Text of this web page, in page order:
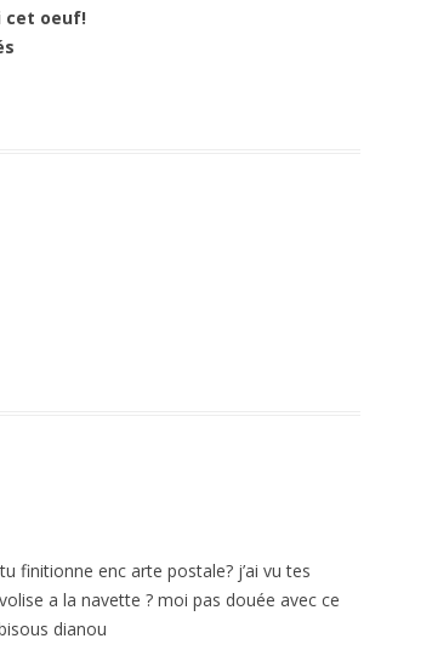
cet oeuf!
finitionne enc arte postale? j’ai vu tes
a la navette ? moi pas douée avec ce
dianou